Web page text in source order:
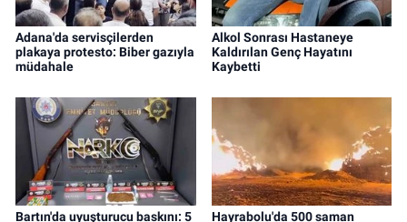
Adana'da servisçilerden
plakaya protesto: Biber gazıyla
müdahale
Alkol Sonrası Hastaneye
Kaldırılan Genç Hayatını
Kaybetti
Bartın'da uyuşturucu baskını: 5
Hayrabolu'da 500 saman